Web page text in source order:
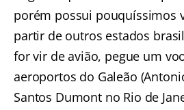
porém possui pouquíssimos
partir de outros estados
for vir de avião, pegue um
aeroportos do Galeão
Santos Dumont no Rio de